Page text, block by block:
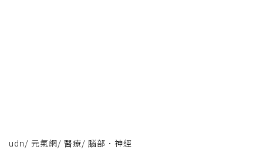
udn/ 元氣網/ 醫療/ 腦部．神經